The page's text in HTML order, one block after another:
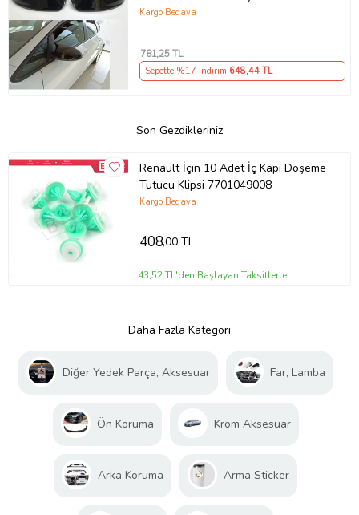
Kargo Bedava
781,25 TL
Sepette %17 İndirim 648,44 TL
Son Gezdikleriniz
Renault İçin 10 Adet İç Kapı Döşeme
Tutucu Klipsi 7701049008
Kargo Bedava
408,00 TL
43,52 TL'den Başlayan Taksitlerle
Daha Fazla Kategori
Diğer Yedek Parça, Aksesuar Far, Lamba
Ön Koruma Krom Aksesuar
Arka Koruma Arma Sticker